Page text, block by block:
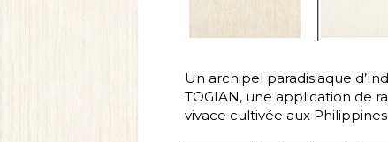
Vert
Violet
Un archipel paradisiaque
TOGIAN, une application de
vivace cultivée aux